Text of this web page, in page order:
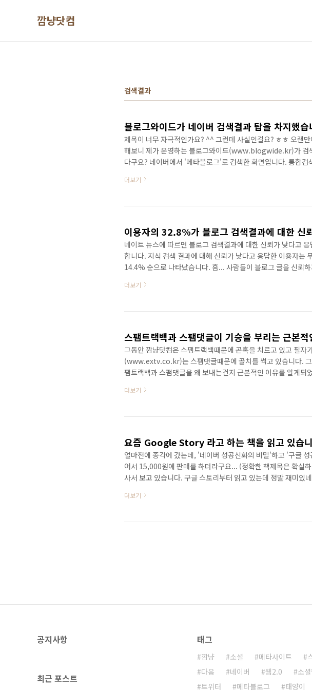
깜냥닷컴
검색결과
블로그와이드가 네이버 검색결과 탑을 차지했습
제목이 너무 자극적인가요? ^^ 그런데 사실인걸요? ㅎㅎ 오랜
해보니 제가 운영하는 블로그와이드(www.blogwide.kr)가 검
다구요? 네이버에서 '메타블로그'로 검색한 화면입니다. 통합검
기분이 무척 좋네요~ 뭐... 그냥 웃자가 포스팅하나 하는 것이니
이해해 주시기 바랍니다. 6월 중순 정도 되면 어느 정도 정리가
더보기
이용자의 32.8%가 블로그 검색결과에 대한 신
네이트 뉴스에 따르면 블로그 검색결과에 대한 신뢰가 낮다고
합니다. 지식 검색 결과에 대해 신뢰가 낮다고 응답한 이용자
14.4% 순으로 나타났습니다. 흠... 사람들이 블로그 글을 신뢰
는 아니었겠지만... 참... 블로그를 운영하는 사람 입장에서 조금
보면 네이트닷컴에서 자사 시맨틱검색 서비스를 홍보하기 위해
더보기
스팸트랙백과 스팸댓글이 기승을 부리는 근본
그동안 깜냥닷컴은 스팸트랙백때문에 곤혹을 치르고 있고 필자
(www.extv.co.kr)는 스팸댓글때문에 골치를 썩고 있습니다.
팸트랙백과 스팸댓글을 왜 보내는건지 근본적인 이유를 알게되
셔야 합니다. 솔직히 저는 이해가 가지 않았습니다. 영문으로 된
다. 그러다가 아주 우연한 기회에 그 원리를 파악하게 되었습니
더보기
요즘 Google Story 라고 하는 책을 읽고 있습
얼마전에 종각에 갔는데, '네이버 성공신화의 비밀'하고 '구글
어서 15,000원에 판매를 하더라구요... (정확한 책제목은 확실
사서 보고 있습니다. 구글 스토리부터 읽고 있는데 정말 재미있
하게 공개해서 많은 도움이 되었습니다. 구글은 검색어와 관련하
이트에 링크가 많이 되어 있을 것이라는 아이디어에서 시작하
더보기
공지사항
최근 포스트
태그
깜냥 소셜 메타사이트
다음
네이버 웹2.0 소
트위터
메타블로그 태양이